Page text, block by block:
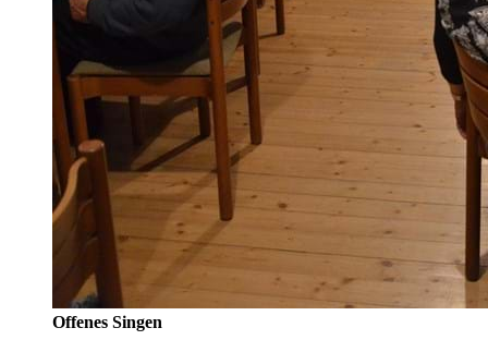
Offenes Singen